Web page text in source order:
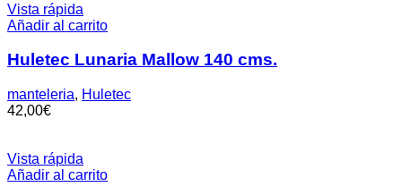
Vista rápida
Añadir al carrito
Huletec Lunaria Mallow 140 cms.
manteleria, Huletec
42,00€
Vista rápida
Añadir al carrito